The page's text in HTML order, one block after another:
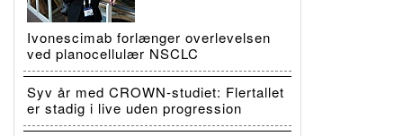
Ivonescimab forlænger overlevelsen
ved planocellulær NSCLC
Syv år med CROWN-studiet: Flertallet
er stadig i live uden progression